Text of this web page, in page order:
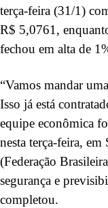
terça-feira (31/1)
R$ 5,0761,
fechou em alta de
“Vamos mandar
Isso já está
equipe econômica
nesta terça-feira,
(Federação
segurança e
completou.